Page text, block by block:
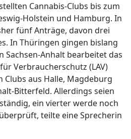
Cannabis-Clubs bis zum
Holstein und Hamburg. In
fünf Anträge, davon drei
In Thüringen gingen bislang
Sachsen-Anhalt bearbeitet das
Verbraucherschutz (LAV)
aus Halle, Magdeburg
Bitterfeld. Allerdings seien
ein vierter werde noch
teilte eine Sprecherin